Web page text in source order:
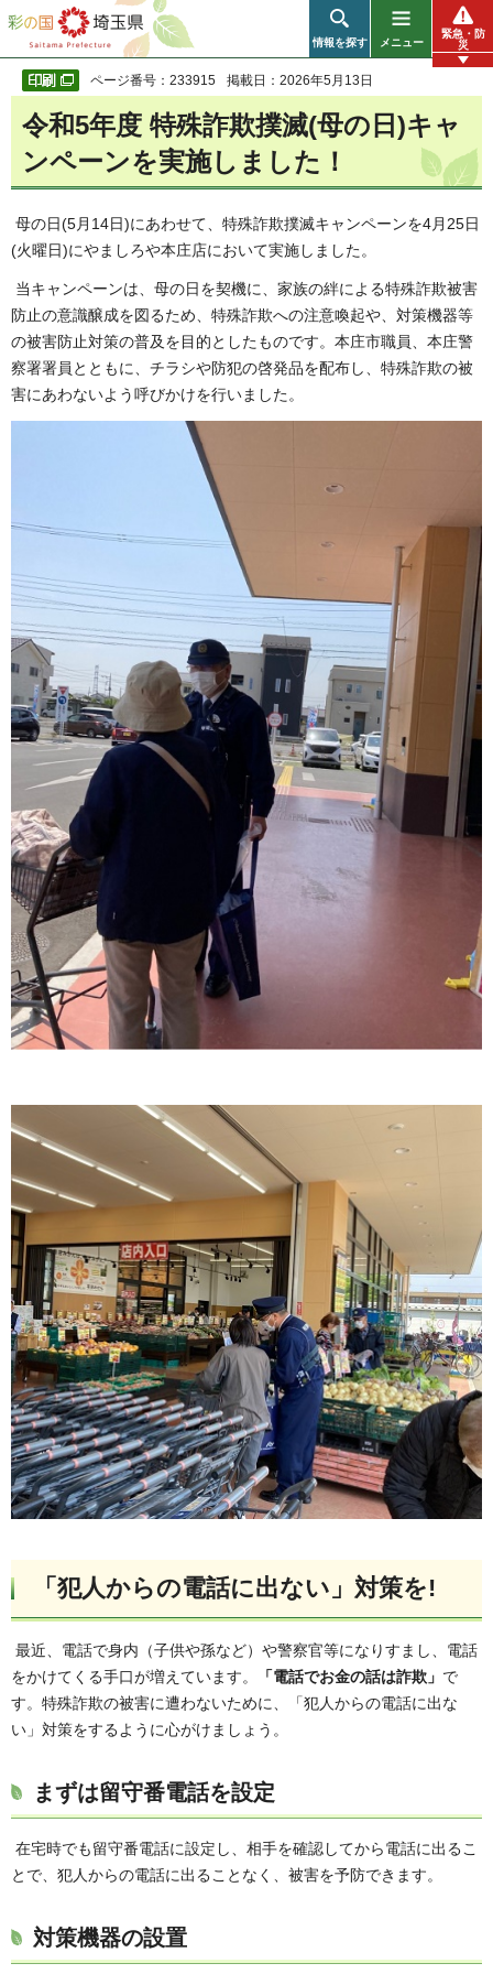
彩の国 埼玉県
情報を探す メニュー
緊急・防
災
ページ番号：233915 掲載日：2026年5月13日
令和5年度 特殊詐欺撲滅(母の日)キャ
ンペーンを実施しました！
母の日(5月14日)にあわせて、特殊詐欺撲滅キャンペーンを4月25日
(火曜日)にやましろや本庄店において実施しました。
当キャンペーンは、母の日を契機に、家族の絆による特殊詐欺被害
防止の意識醸成を図るため、特殊詐欺への注意喚起や、対策機器等
の被害防止対策の普及を目的としたものです。本庄市職員、本庄警
察署署員とともに、チラシや防犯の啓発品を配布し、特殊詐欺の被
害にあわないよう呼びかけを行いました。
「犯人からの電話に出ない」対策を!
最近、電話で身内（子供や孫など）や警察官等になりすまし、電話
をかけてくる手口が増えています。
「電話でお金の話は詐欺」 で
す。特殊詐欺の被害に遭わないために、「犯人からの電話に出な
い」対策をするように心がけましょう。
まずは留守番電話を設定
在宅時でも留守番電話に設定し、相手を確認してから電話に出るこ
とで、犯人からの電話に出ることなく、被害を予防できます。
対策機器の設置